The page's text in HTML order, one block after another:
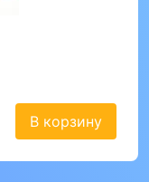
В корзину